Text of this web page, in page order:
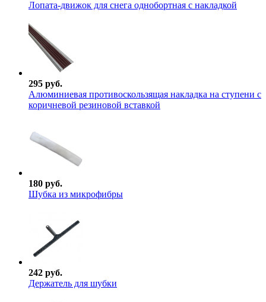
Лопата-движок для снега однобортная с накладкой
295 руб.
Алюминиевая противоскользящая накладка на ступени с
коричневой резиновой вставкой
180 руб.
Шубка из микрофибры
242 руб.
Держатель для шубки